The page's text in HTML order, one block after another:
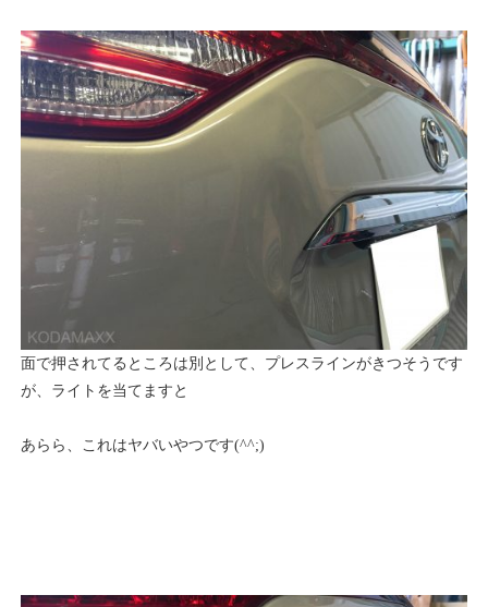
面で押されてるところは別として、プレスラインがきつそうです
が、ライトを当てますと
あらら、これはヤバいやつです(^^;)